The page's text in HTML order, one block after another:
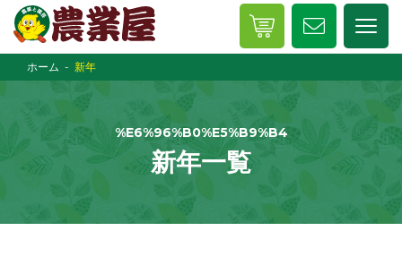
ホーム 新年
%E6%96%B0%E5%B9%B4
新年一覧